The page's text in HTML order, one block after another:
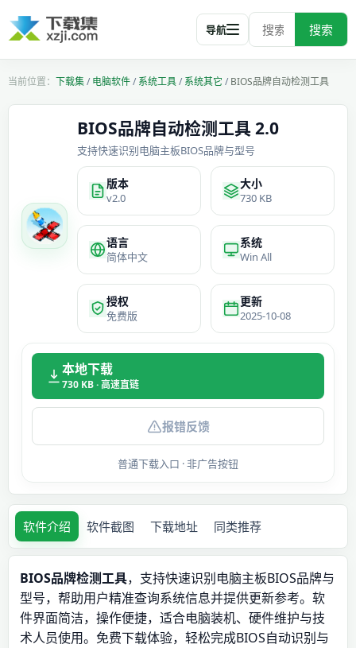
搜索
导航
下载集/电脑软件/系统工具/系统其它 /BIOS品牌自动检测工具
BIOS品牌自动检测工具 2.0
支持快速识别电脑主板BIOS品牌与型号
版本
v2.0
大小
730 KB
语言
简体中文
系统
Win All
授权
免费版
更新
2025-10-08
本地下载
730 KB · 高速直链
报错反馈
普通下载入口 · 非广告按钮
软件介绍 软件截图 下载地址 同类推荐
BIOS品牌检测工具，支持快速识别电脑主板BIOS品牌与
型号，帮助用户精准查询系统信息并提供更新参考。软
件界面简洁，操作便捷，适合电脑装机、硬件维护与技
术人员使用。免费下载体验，轻松完成BIOS自动识别与